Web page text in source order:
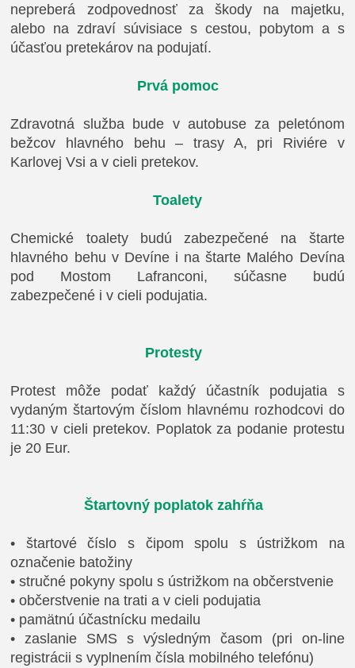
nepreberá zodpovednosť za škody na majetku,
alebo na zdraví súvisiace s cestou, pobytom a s
účasťou pretekárov na podujatí.
Prvá pomoc
Zdravotná služba bude v autobuse za peletónom
bežcov hlavného behu – trasy A, pri Riviére v
Karlovej Vsi a v cieli pretekov.
Toalety
Chemické toalety budú zabezpečené na štarte
hlavného behu v Devíne i na štarte Malého Devína
pod Mostom Lafranconi, súčasne budú
zabezpečené i v cieli podujatia.
Protesty
Protest môže podať každý účastník podujatia s
vydaným štartovým číslom hlavnému rozhodcovi do
11:30 v cieli pretekov. Poplatok za podanie protestu
je 20 Eur.
Štartovný poplatok zahŕňa
•
štartové číslo s čipom spolu s ústrižkom na
označenie batožiny
• stručné pokyny spolu s ústrižkom na občerstvenie
• občerstvenie na trati a v cieli podujatia
• pamätnú účastnícku medailu
•
zaslanie SMS s výsledným časom (pri on-line
registrácii s vyplnením čísla mobilného telefónu)